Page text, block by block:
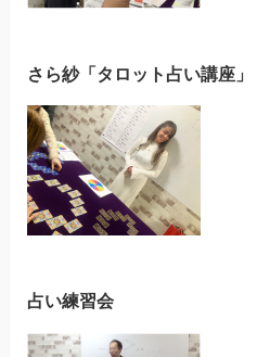
さら紗「タロット占い講座」
占い練習会